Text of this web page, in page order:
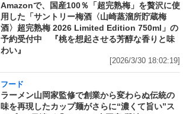
Amazonで、国産100％「超完熟梅」を贅沢に使
用した「サントリー梅酒〈山崎蒸溜所貯蔵梅
酒〉超完熟梅 2026 Limited Edition 750ml」の
予約受付中 『桃を想起させる芳醇な香りと味
わい』
[2026/3/30 18:02:19]
フード
ラーメン山岡家監修で創業から変わらぬ伝統の
味を再現したカップ麺がさらに“濃くて旨い”ス